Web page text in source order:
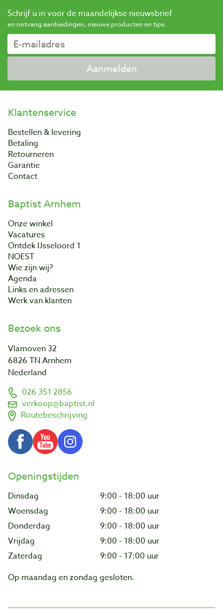
Schrijf u in voor de maandelijkse nieuwsbrief
en ontvang aanbiedingen, nieuwe producten en tips.
Aanmelden
Klantenservice
Bestellen & levering
Betaling
Retourneren
Garantie
Contact
Baptist Arnhem
Onze winkel
Vacatures
Ontdek IJsseloord 1
NOEST
Wie zijn wij?
Agenda
Links en adressen
Werk van klanten
Bezoek ons
Vlamoven 32
6826 TN Arnhem
Nederland
026 351 2856
verkoop@baptist.nl
Routebeschrijving
Openingstijden
Dinsdag
9:00 - 18:00 uur
Woensdag
9:00 - 18:00 uur
Donderdag
9:00 - 18:00 uur
Vrijdag
9:00 - 18:00 uur
Zaterdag
9:00 - 17:00 uur
Op maandag en zondag gesloten.